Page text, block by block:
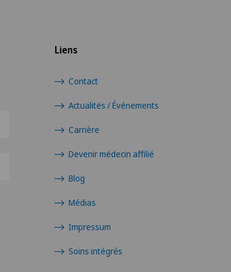
Liens
Contact
Actualités / Événements
Carrière
Devenir médecin affilié
Blog
Médias
Impressum
Soins intégrés